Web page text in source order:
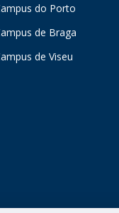
do Porto
de Braga
de Viseu